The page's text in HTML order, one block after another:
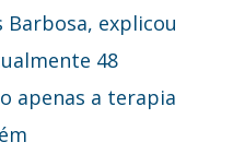
Barbosa, explicou
48
apenas a terapia